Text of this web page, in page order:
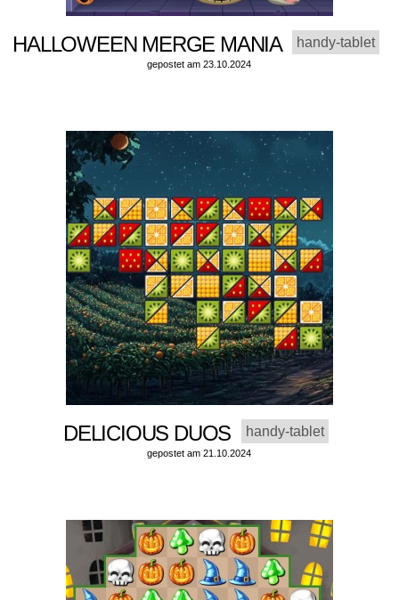
HALLOWEEN MERGE MANIA handy-tablet
gepostet am 23.10.2024
DELICIOUS DUOS handy-tablet
gepostet am 21.10.2024